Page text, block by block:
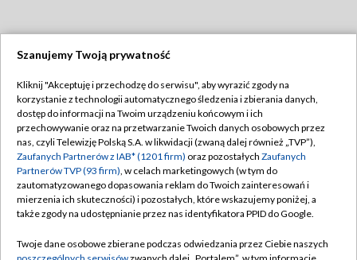
TVP
Abonament TVP
Emisja w TVP
Centrum informacji TVP
Naziemna Telewizja Cyfrowa
Rada Programowa
Regulamin TVP
Polityka prywatności
Moje zgody
Pomoc
Szanujemy Twoją prywatność
Kliknij "Akceptuję i przechodzę do serwisu", aby wyrazić zgody na
korzystanie z technologii automatycznego śledzenia i zbierania danych,
dostęp do informacji na Twoim urządzeniu końcowym i ich
przechowywanie oraz na przetwarzanie Twoich danych osobowych przez
nas, czyli Telewizję Polską S.A. w likwidacji (zwaną dalej również „TVP”),
Zaufanych Partnerów z IAB* (1201 firm) oraz pozostałych Zaufanych
Partnerów TVP (93 firm), w celach marketingowych (w tym do
zautomatyzowanego dopasowania reklam do Twoich zainteresowań i
mierzenia ich skuteczności) i pozostałych, które wskazujemy poniżej, a
także zgody na udostępnianie przez nas identyfikatora PPID do Google.
Twoje dane osobowe zbierane podczas odwiedzania przez Ciebie naszych